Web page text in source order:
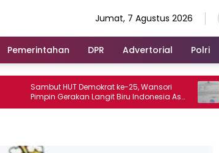
Jumat, 7 Agustus 2026
Pemerintahan DPR Advertorial Polri
Sambut HUT Demokrat ke-25, Wansori
Pimpin Gerakan Langit Biru Indonesia Asri
di Lampung Utara.